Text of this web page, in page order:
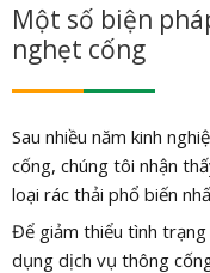
Một số biện
nghẹt cống
Sau nhiều năm kinh
cống, chúng tôi nhận
loại rác thải phổ biến
Để giảm thiểu tình trạng
dụng dịch vụ thông